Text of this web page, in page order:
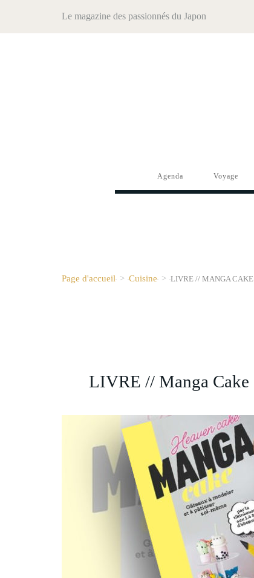
Le magazine des passionnés du Japon
Agenda Voyage
Page d'accueil > Cuisine > LIVRE // MANGA CAKE
LIVRE // Manga Cake